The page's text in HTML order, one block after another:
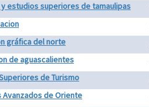
estudios superiores de tamaulipas
gráfica del norte
de aguascalientes
de Turismo
de Oriente